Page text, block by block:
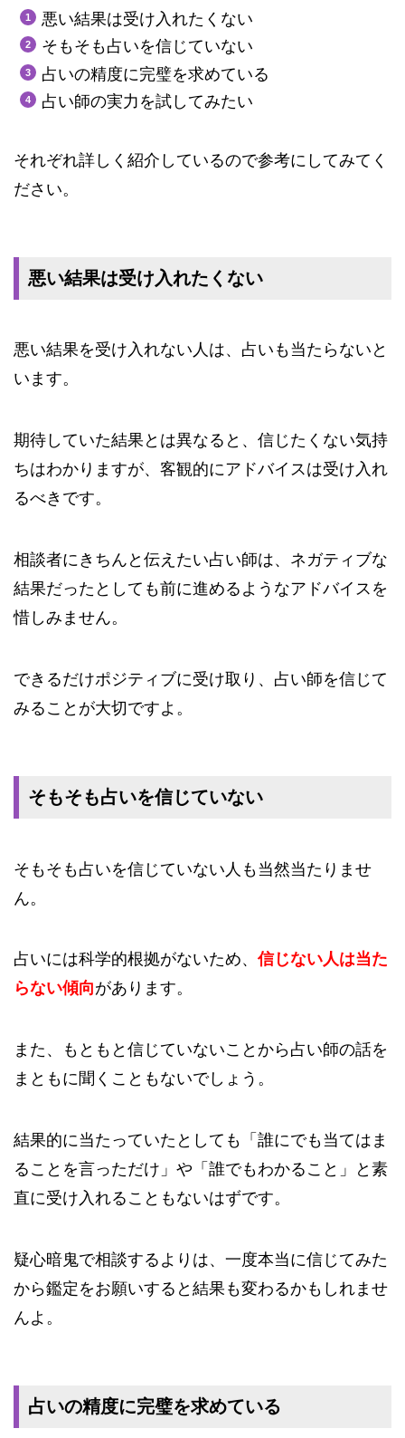
悪い結果は受け入れたくない
そもそも占いを信じていない
占いの精度に完璧を求めている
占い師の実力を試してみたい
それぞれ詳しく紹介しているので参考にしてみてく
ださい。
悪い結果は受け入れたくない
悪い結果を受け入れない人は、占いも当たらないと
います。
期待していた結果とは異なると、信じたくない気持
ちはわかりますが、客観的にアドバイスは受け入れ
るべきです。
相談者にきちんと伝えたい占い師は、ネガティブな
結果だったとしても前に進めるようなアドバイスを
惜しみません。
できるだけポジティブに受け取り、占い師を信じて
みることが大切ですよ。
そもそも占いを信じていない
そもそも占いを信じていない人も当然当たりませ
ん。
占いには科学的根拠がないため、 信じない人は当た
らない傾向があります。
また、もともと信じていないことから占い師の話を
まともに聞くこともないでしょう。
結果的に当たっていたとしても「誰にでも当てはま
ることを言っただけ」や「誰でもわかること」と素
直に受け入れることもないはずです。
疑心暗鬼で相談するよりは、一度本当に信じてみた
から鑑定をお願いすると結果も変わるかもしれませ
んよ。
占いの精度に完璧を求めている